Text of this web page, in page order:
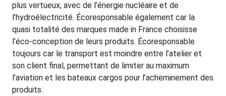
plus vertueux, avec de l’énergie nucléaire et de
l’hydroélectricité. Écoresponsable également car la
quasi totalité des marques made in France choisisse
l’éco-conception de leurs produits. Écoresponsable
toujours car le transport est moindre entre l’atelier et
son client final, permettant de limiter au maximum
l’aviation et les bateaux cargos pour l’acheminement des
produits.